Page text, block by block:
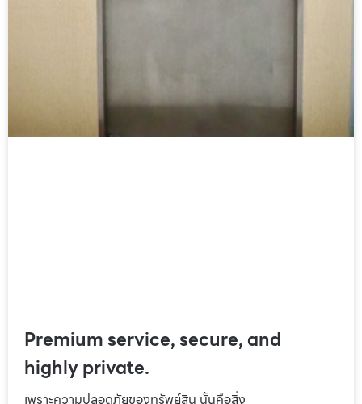
Premium service, secure, and
highly private.
เพราะความปลอดภัยของทรัพย์สิน นั้นคือสิ่ง